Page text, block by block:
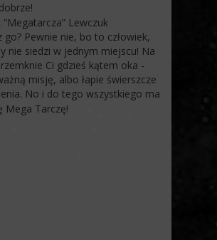
“Megatarcza” Lewczuk
go? Pewnie nie, bo to człowiek,
nie siedzi w jednym miejscu! Na
Ci gdzieś kątem oka -
misję, albo łapie świerszcze
No i do tego wszystkiego ma
Mega Tarczę!